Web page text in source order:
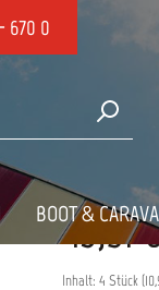
670 0
BOOT &
43,91
Inhalt:4 Stück (